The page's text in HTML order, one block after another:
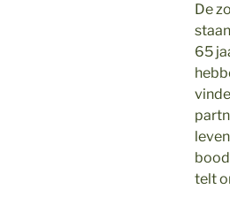
De
65
telt